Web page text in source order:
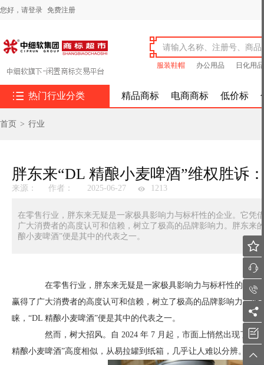
您好， 请登录 免费注册
服装鞋帽 办公用品 日化用品
 热门行业分类 精品商标 电商商标 低价标
首页 > 行业
胖东来“DL 精酿小麦啤酒”维权胜诉
来源： 作者： 2025-06-27 1213
在零售行业，胖东来无疑是一家极具影响力与标杆性的企业。它
广大消费者的高度认可和信赖，树立了极高的品牌影响力。胖东来
酿小麦啤酒”便是其中的代表之一。
在零售行业，胖东来无疑是一家极具影响力与标杆性的企业
赢得了广大消费者的高度认可和信赖，树立了极高的品牌影响力。
睐，“DL 精酿小麦啤酒”便是其中的代表之一。
然而，树大招风。自 2024 年 7 月起，市面上悄然出现了一
精酿小麦啤酒”高度相似，从易拉罐到纸箱，几乎让人难以分辨。这





